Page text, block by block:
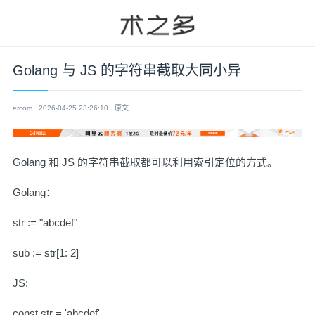
Golang 与 JS 的字符串截取大同小异
ercom 2026-04-25 23:26:10 原文
Golang 和 JS 的字符串截取都可以利用索引定位的方式。
Golang：
str := "abcdef"
sub := str[1: 2]
JS: